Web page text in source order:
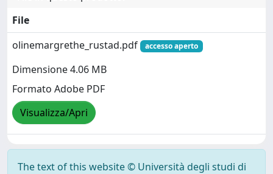
File
olinemargrethe_rustad.pdf
accesso aperto
Dimensione 4.06 MB
Formato Adobe PDF
Visualizza/Apri
The text of this website © Università degli studi di